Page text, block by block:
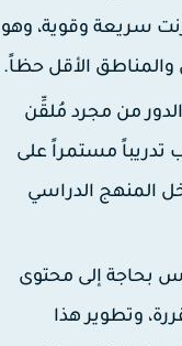
سريعة وقوية، وهو
الأقل حظاً.
من مجرد مُلقِّن
مستمراً على
الدراسي
إلى محتوى
وتطوير هذا